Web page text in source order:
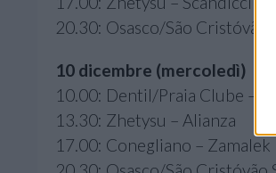
20.30: Osasco/São Cristóvão
10 dicembre (mercoledì)
10.00: Dentil/Praia Clube –
13.30: Zhetysu – Alianza
17.00: Conegliano – Zamalek